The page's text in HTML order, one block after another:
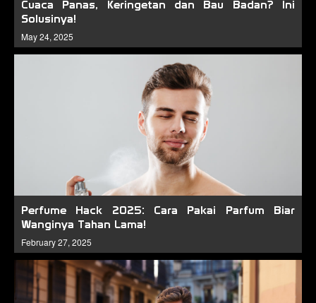
Cuaca Panas, Keringetan dan Bau Badan? Ini
Solusinya!
May 24, 2025
Perfume Hack 2025: Cara Pakai Parfum Biar
Wanginya Tahan Lama!
February 27, 2025